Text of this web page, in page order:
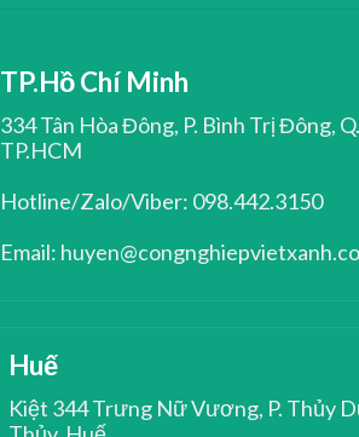
TP.Hồ Chí Minh
334 Tân Hòa Đông, P. Bình Trị Đông,
TP.HCM
Hotline/Zalo/Viber: 098.442.3150
Email:
Huế
Kiệt 344 Trưng Nữ Vương, P. Thủy